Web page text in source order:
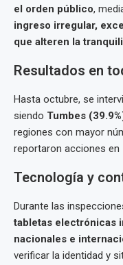
el orden público,
ingreso irregular,
que alteren la
Resultados en
Hasta octubre, se
siendo Tumbes
regiones con mayor
reportaron acciones en
Tecnología y
Durante las
tabletas electrónicas
nacionales e
verificar la identidad y